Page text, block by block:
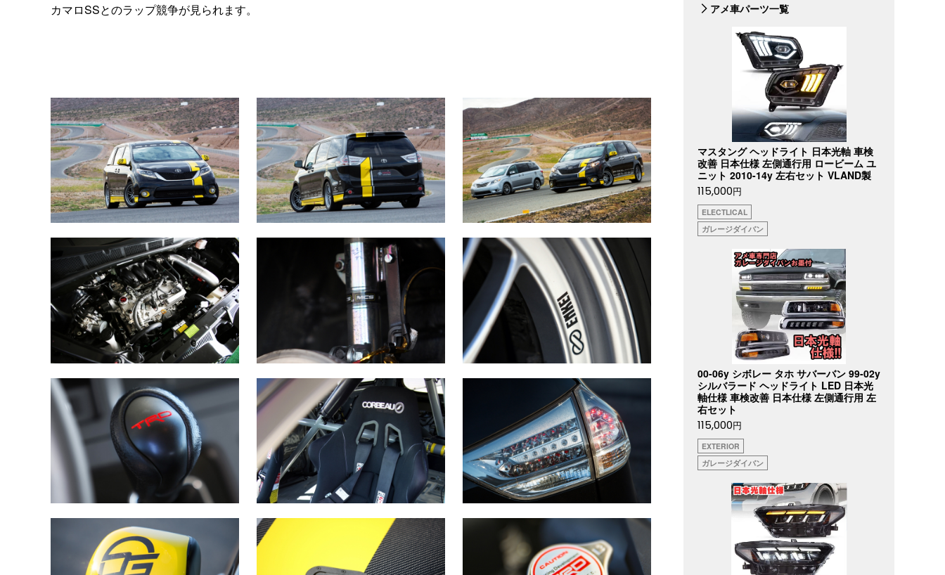
カマロSSとのラップ競争が見られます。 アメ車パーツ一覧
マスタング ヘッドライト 日本光軸 車検
改善 日本仕様 左側通行用 ロービーム ユ
ニット 2010-14y 左右セット VLAND製
115,000円
ELECTLICAL
ガレージダイバン
00-06y シボレー タホ サバーバン 99-02y
シルバラード ヘッドライト LED 日本光
軸仕様 車検改善 日本仕様 左側通行用 左
右セット
115,000円
EXTERIOR
ガレージダイバン